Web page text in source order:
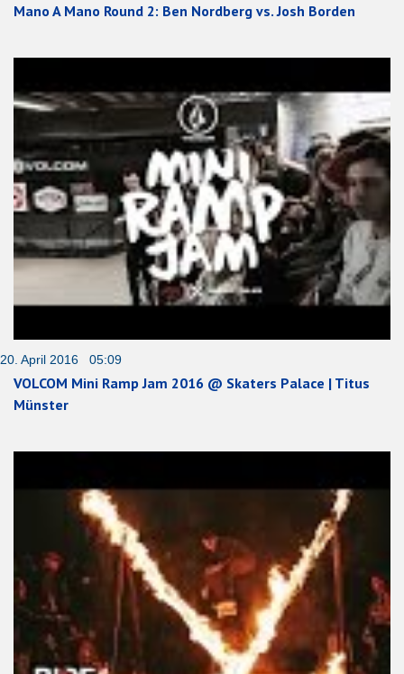
Mano A Mano Round 2: Ben Nordberg vs. Josh Borden
20. April 2016 05:09
VOLCOM Mini Ramp Jam 2016 @ Skaters Palace | Titus
Münster